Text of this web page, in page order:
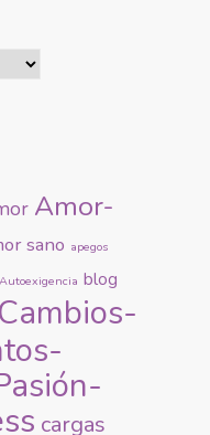
Amor-
sano apegos
Autoexigencia blog
Cambios-
cargas